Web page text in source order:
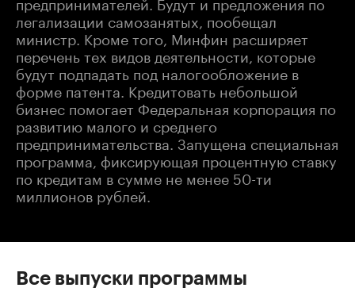
легализации самозанятых, пообещал
министр. Кроме того, Минфин расширяет
перечень тех видов деятельности, которые
будут подпадать под налогообложение в
форме патента. Кредитовать небольшой
бизнес помогает Федеральная корпорация по
развитию малого и среднего
предпринимательства. Запущена специальная
программа, фиксирующая процентную ставку
по кредитам в сумме не менее 50-ти
миллионов рублей.
Все выпуски программы